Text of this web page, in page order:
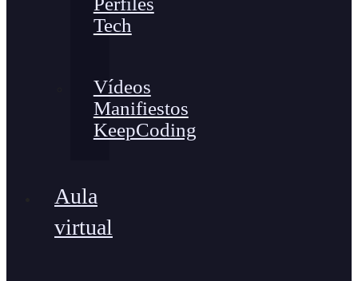
Tech
Vídeos
Manifiestos
KeepCoding
Aula
virtual